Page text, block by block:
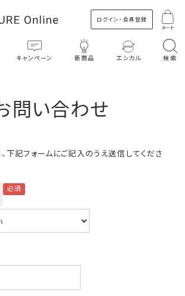
ログイン・会員登録
カート
キャンペーン 新商品 エシカル 検索
問い合わせ
下記フォームにご記入のうえ送信してくださ